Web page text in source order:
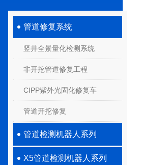
管道修复系统
竖井全景量化检测系统
非开挖管道修复工程
CIPP紫外光固化修复车
管道开挖修复
管道检测机器人系列
X5管道检测机器人系列